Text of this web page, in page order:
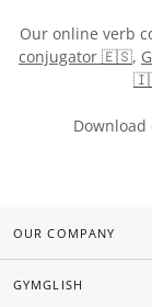
Our online verb
conjugator 🇪🇸,
OUR COMPANY
GYMGLISH